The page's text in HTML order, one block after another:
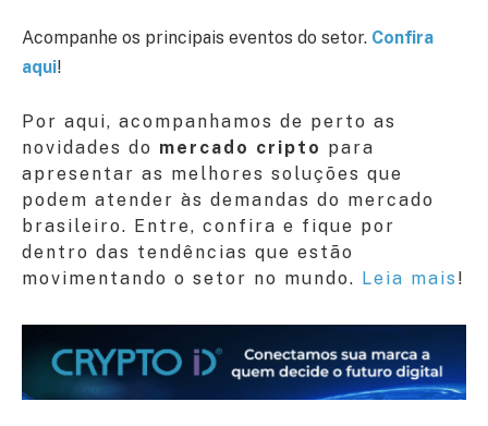
Acompanhe os principais eventos do setor. Confira
aqui!
Por aqui, acompanhamos de perto as
novidades do mercado cripto para
apresentar as melhores soluções que
podem atender às demandas do mercado
brasileiro. Entre, confira e fique por
dentro das tendências que estão
movimentando o setor no mundo. Leia mais !